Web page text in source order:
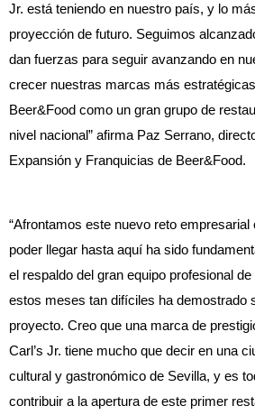
Jr. está teniendo en nuestro país, y lo
proyección de futuro. Seguimos
dan fuerzas para seguir avanzando en
crecer nuestras marcas más
Beer&Food como un gran grupo de
nivel nacional” afirma Paz Serrano,
Expansión y Franquicias de Beer&Food.
“Afrontamos este nuevo reto
poder llegar hasta aquí ha sido
el respaldo del gran equipo profesional
estos meses tan difíciles ha demostrado
proyecto. Creo que una marca de
Carl’s Jr. tiene mucho que decir en una
cultural y gastronómico de Sevilla, y es
contribuir a la apertura de este primer